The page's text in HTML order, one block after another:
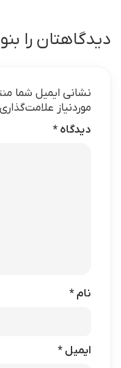
دیدگاهتان را
نشانی ایمیل شما
موردنیاز
دیدگاه *
نام *
ایمیل *